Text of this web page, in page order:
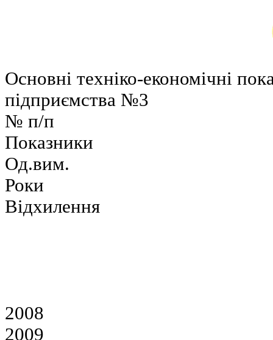
Основні техніко-економічні
підприємства №3
№ п/п
Показники
Од.вим.
Роки
Відхилення
2008
2009